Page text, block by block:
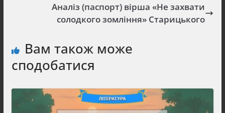
Аналіз (паспорт) вірша «Не захвати
солодкого зомління» Старицького
Вам також може
сподобатися